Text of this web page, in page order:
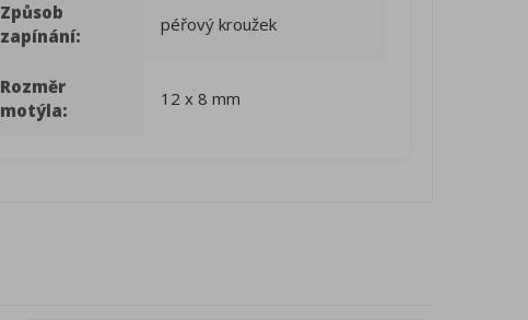
Způsob
zapínání:
péřový kroužek
Rozměr
motýla:
12 x 8 mm